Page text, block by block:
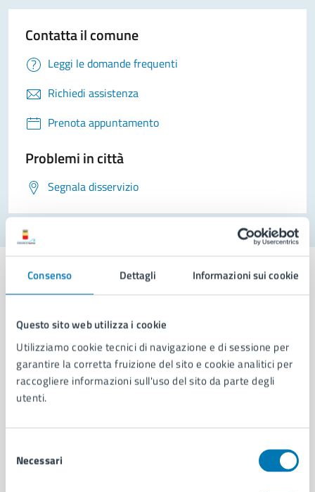
Consenso Dettagli Informazioni sui cookie
Questo sito web utilizza i cookie
Utilizziamo cookie tecnici di navigazione e di sessione per
garantire la corretta fruizione del sito e cookie analitici per
raccogliere informazioni sull'uso del sito da parte degli
utenti.
delNecessari
Contatta il comune
Leggi le domande frequenti
Richiedi assistenza
Prenota appuntamento
Problemi in città
Segnala disservizio
Comune di Napoli
AMMINISTRAZIONE
Aree amministrative
Organi di governo
Enti e fondazioni